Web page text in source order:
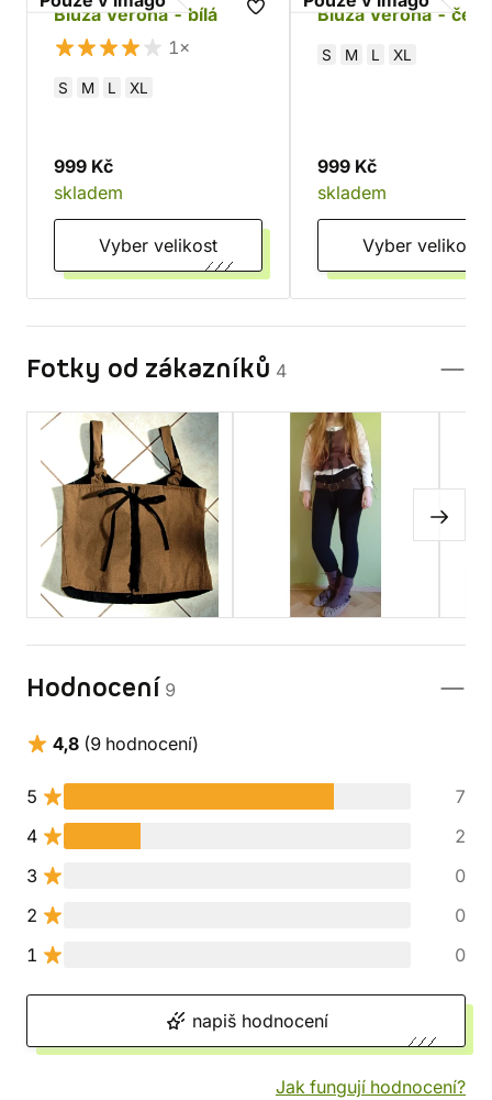
Blůza Verona - bílá
1×
S M L XL
999 Kč
skladem
Vyber velikost
Blůza Verona -
S M L XL
999 Kč
skladem
Vyber velikost
Fotky od zákazníků 4
Hodnocení 9
4,8 (9 hodnocení)
5
7
4
2
3
0
2
0
1
0
napiš hodnocení
Jak fungují hodnocení?